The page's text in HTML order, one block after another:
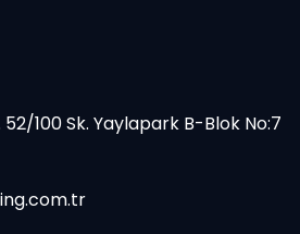
100 Sk. Yaylapark B-Blok No:7